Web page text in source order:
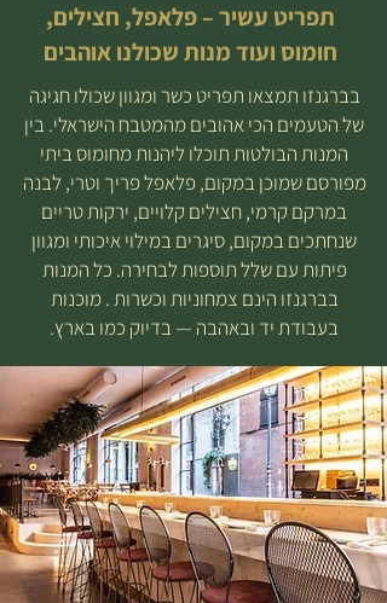
תפריט עשיר – פלאפל, חצילים,
חומוס ועוד מנות שכולנו אוהבים
בברגנזו תמצאו תפריט כשר ומגוון שכולו חגיגה
של הטעמים הכי אהובים מהמטבח הישראלי. בין
המנות הבולטות תוכלו ליהנות מחומוס ביתי
מפורסם שמוכן במקום, פלאפל פריך וטרי, לבנה
במרקם קרמי, חצילים קלויים, ירקות טריים
שנחתכים במקום, סיגרים במילוי איכותי ומגוון
פיתות עם שלל תוספות לבחירה. כל המנות
בברגנזו הינם צמחוניות וכשרות . מוכנות
בעבודת יד ובאהבה — בדיוק כמו בארץ.